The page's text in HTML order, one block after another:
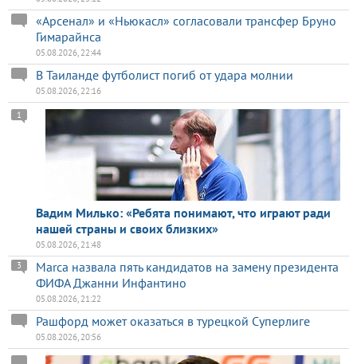
«Арсенал» и «Ньюкасл» согласовали трансфер Бруно
Гимарайнса
05.08.2026, 22:44
В Таиланде футболист погиб от удара молнии
05.08.2026, 22:16
Вадим Милько: «Ребята понимают, что играют ради
нашей страны и своих близких»
1
05.08.2026, 21:48
Marca назвала пять кандидатов на замену президента
ФИФА Джанни Инфантино
3
05.08.2026, 21:22
Рашфорд может оказаться в турецкой Суперлиге
05.08.2026, 20:56